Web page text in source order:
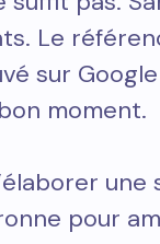
Le
sur
moment.
pour